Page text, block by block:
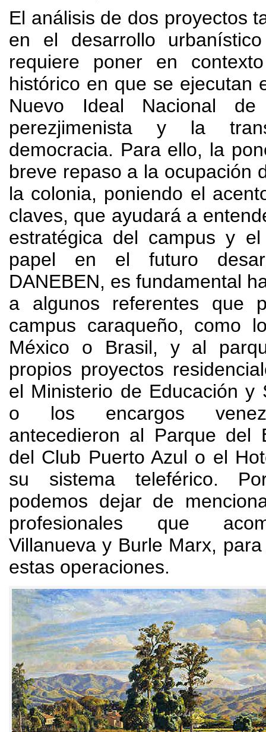
El análisis de dos proyectos
en el desarrollo
requiere poner en
histórico en que se ejecutan
Nuevo Ideal Nacional
perezjimenista y la
democracia. Para ello, la
breve repaso a la ocupación
la colonia, poniendo el
claves, que ayudará a
estratégica del campus y el
papel en el futuro
DANEBEN, es fundamental
a algunos referentes que
campus caraqueño, como
México o Brasil, y al
propios proyectos
el Ministerio de Educación y
o los encargos
antecedieron al Parque del
del Club Puerto Azul o el
su sistema teleférico.
podemos dejar de
profesionales que
Villanueva y Burle Marx,
estas operaciones.